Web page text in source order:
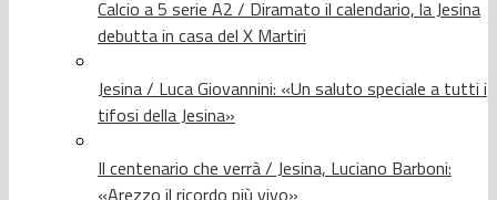
Calcio a 5 serie A2 / Diramato il calendario, la Jesina
debutta in casa del X Martiri
Jesina / Luca Giovannini: «Un saluto speciale a tutti i
tifosi della Jesina»
Il centenario che verrà / Jesina, Luciano Barboni:
«Arezzo il ricordo più vivo»